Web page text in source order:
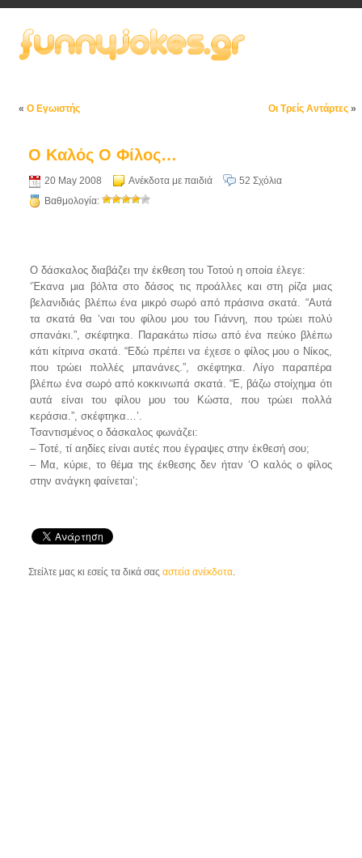
« Ο Εγωιστής Οι Τρείς Αντάρτες »
Ο Καλός Ο Φίλος…
20 May 2008 Ανέκδοτα με παιδιά
52 Σχόλια
Βαθμολογία:
Ο δάσκαλος διαβάζει την έκθεση του Τοτού η οποία έλεγε:
‘Έκανα μια βόλτα στο δάσος τις προάλλες και στη ρίζα μιας
βελανιδιάς βλέπω ένα μικρό σωρό από πράσινα σκατά. “Αυτά
τα σκατά θα ‘ναι του φίλου μου του Γιάννη, που τρώει πολύ
σπανάκι.”, σκέφτηκα. Παρακάτω πίσω από ένα πεύκο βλέπω
κάτι κίτρινα σκατά. “Εδώ πρέπει να έχεσε ο φίλος μου ο Νίκος,
που τρώει πολλές μπανάνες.”, σκέφτηκα. Λίγο παραπέρα
βλέπω ένα σωρό από κοκκινωπά σκατά. “Ε, βάζω στοίχημα ότι
αυτά είναι του φίλου μου του Κώστα, που τρώει πολλά
κεράσια.”, σκέφτηκα…’.
Τσαντισμένος ο δάσκαλος φωνάζει:
– Τοτέ, τί αηδίες είναι αυτές που έγραψες στην έκθεσή σου;
– Μα, κύριε, το θέμα της έκθεσης δεν ήταν ‘Ο καλός ο φίλος
στην ανάγκη φαίνεται’;
Στείλτε μας κι εσείς τα δικά σαςαστεία ανέκδοτα.